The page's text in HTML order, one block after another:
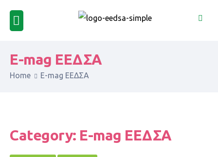
E-mag ΕΕΔΣΑ
Home E-mag ΕΕΔΣΑ
Category: E-mag ΕΕΔΣΑ